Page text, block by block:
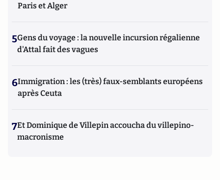
Paris et Alger
5Gens du voyage : la nouvelle incursion régalienne
d'Attal fait des vagues
6Immigration : les (très) faux-semblants européens
après Ceuta
7Et Dominique de Villepin accoucha du villepino-
macronisme